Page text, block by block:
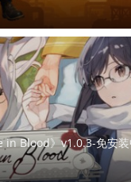
in Blood》v1.0.3-免安